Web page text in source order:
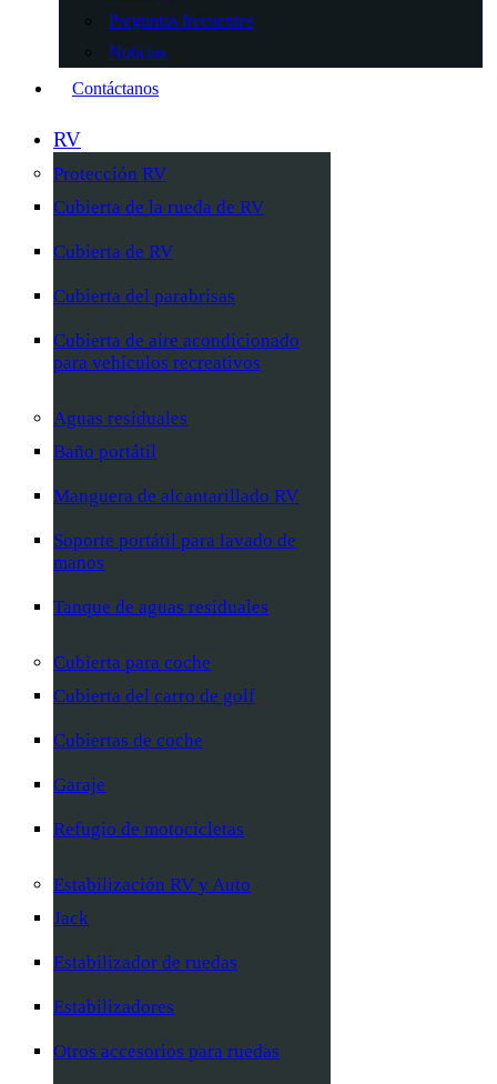
Preguntas frecuentes
Noticias
Contáctanos
RV
Protección RV
Cubierta de la rueda de RV
Cubierta de RV
Cubierta del parabrisas
Cubierta de aire acondicionado
para vehículos recreativos
Aguas residuales
Baño portátil
Manguera de alcantarillado RV
Soporte portátil para lavado de
manos
Tanque de aguas residuales
Cubierta para coche
Cubierta del carro de golf
Cubiertas de coche
Garaje
Refugio de motocicletas
Estabilización RV y Auto
Jack
Estabilizador de ruedas
Estabilizadores
Otros accesorios para ruedas